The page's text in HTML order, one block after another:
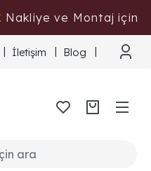
Nakliye ve Montaj için
İletişim Blog